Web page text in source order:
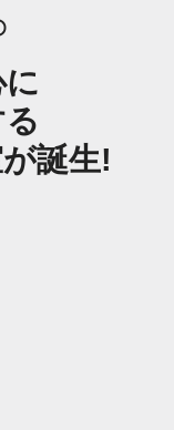
誕生!